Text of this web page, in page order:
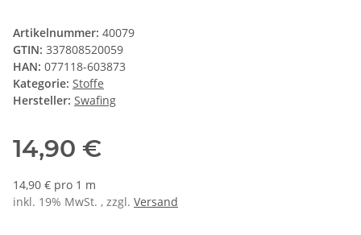
Artikelnummer: 40079
GTIN: 337808520059
HAN: 077118-603873
Kategorie: Stoffe
Hersteller: Swafing
14,90 €
14,90 € pro 1 m
inkl. 19% MwSt. , zzgl. Versand